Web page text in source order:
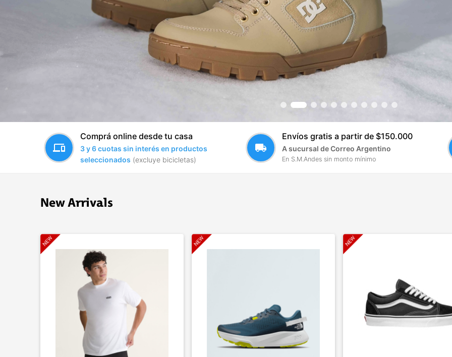
devices
Comprá online desde tu casa
3 y 6 cuotas sin interés en productos
seleccionados (excluye bicicletas)
local_shipping
Envíos gratis a partir de $150.000
A sucursal de Correo Argentino
En S.M.Andes sin monto mínimo
New Arrivals